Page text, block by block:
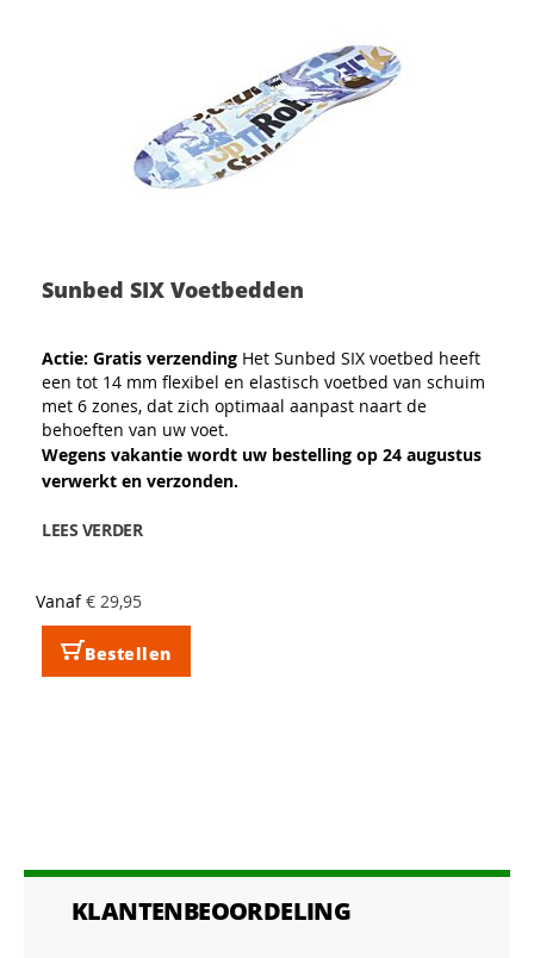
Sunbed SIX Voetbedden
Actie: Gratis verzending Het Sunbed SIX voetbed heeft
een tot 14 mm flexibel en elastisch voetbed van schuim
met 6 zones, dat zich optimaal aanpast naart de
behoeften van uw voet.
Wegens vakantie wordt uw bestelling op 24 augustus
verwerkt en verzonden.
LEES VERDER
Vanaf € 29,95
Bestellen
KLANTENBEOORDELING